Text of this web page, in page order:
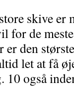
skive
for de
er den
let at få
10 også